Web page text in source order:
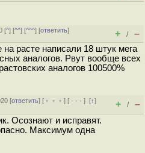
[^] [^^] [^^^] [ответить]
+ / –
расте написали 18 штук мега
аналогов. Рвут вообще всех
аналогов 100500%
[ответить] [ ﹢﹢﹢] [ · · ·][↑]
+ / –
Осознают и исправят.
Максимум одна